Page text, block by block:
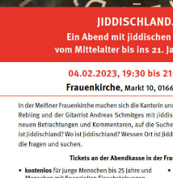
Ukraine. Das Leid, das
über Land und Leute
unermesslich. Mehr
Millionen Geflüchtete
derzeit in
rund 2.600 im
Meißen. „Meine